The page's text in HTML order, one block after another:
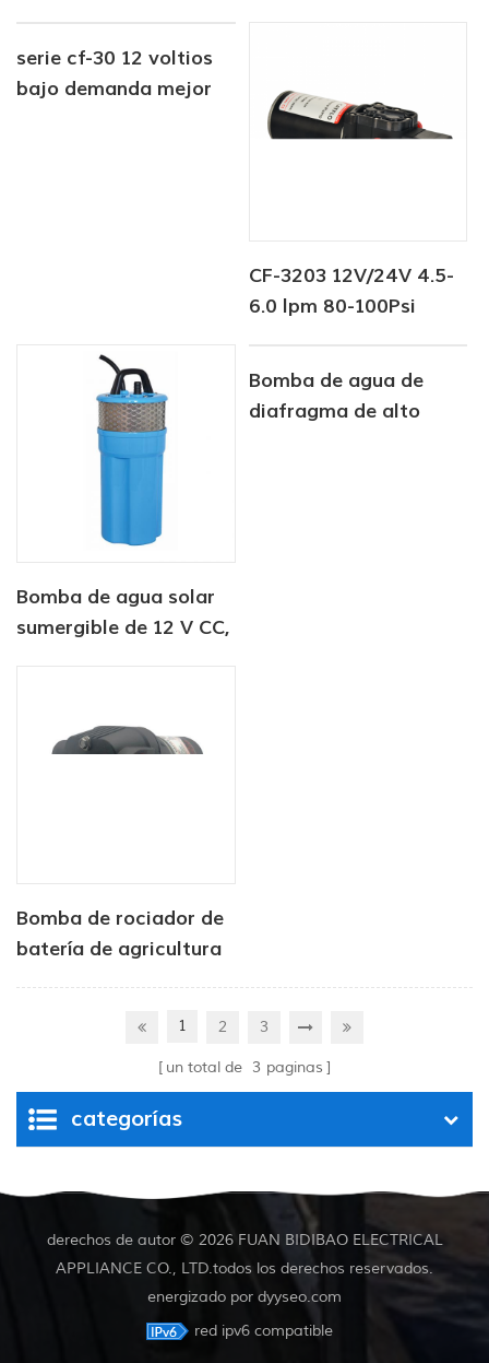
dulce bomba marina
bomba de calentador
de agua
serie cf-30 12 voltios
bajo demanda mejor
CF-3203 12V/24V 4.5-
6.0 lpm 80-100Psi
Bomba de agua solar
sumergible de 12 V CC,
para animales.
Bomba de agua de
diafragma de alto
Bomba de rociador de
batería de agricultura
1 2 3
un total de 3 paginas
categorías
derechos de autor © 2026 FUAN BIDIBAO ELECTRICAL
APPLIANCE CO., LTD.todos los derechos reservados.
energizado por dyyseo.com
red ipv6 compatible